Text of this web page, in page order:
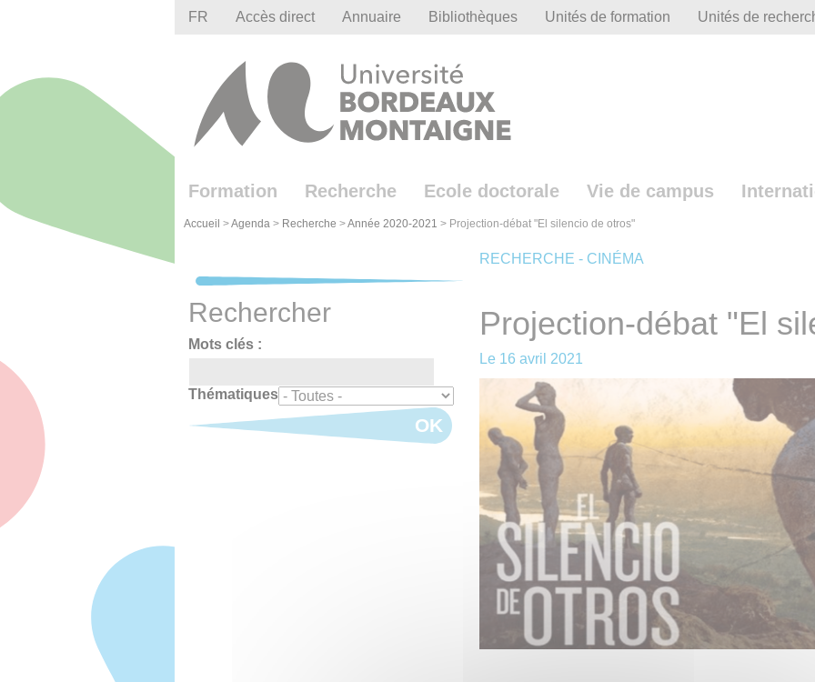
FR Accès direct Annuaire Bibliothèques Unités de formation Unités de
Formation Recherche Ecole doctorale Vie de campus
Accueil >Agenda > Recherche >Année 2020-2021 > Projection-débat "El silencio de otros"
RECHERCHE - CINÉMA
Projection-débat "El
Le 16 avril 2021
Rechercher
Mots clés :
Thématiques
OK